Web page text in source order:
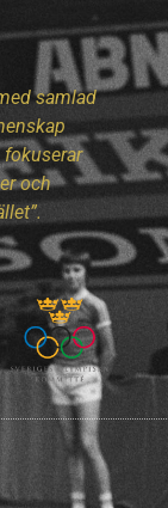
samlad
fokuserar
och